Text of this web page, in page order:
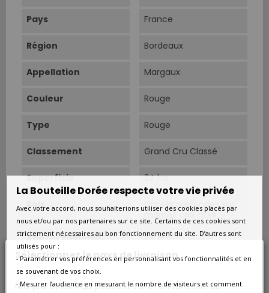
Sélectionnez le pays de livraison
Nos prix et les frais peuvent varier en fonction du
Pays France
Région Bordeaux
Appellation Margaux
Couleur Rouge
Type Rouge
Classement Grand Cru Classé
Superficie 24 ha.
Sols
Graves profondes sur
marnes calcaires.
Âge Du Vignoble
45 ans.
Vendanges Manuelles.
La Bouteille Dorée respecte votre vie privée
Avec votre accord, nous souhaiterions utiliser des cookies placés par
nous et/ou par nos partenaires sur ce site. Certains de ces cookies sont
strictement nécessaires au bon fonctionnement du site. D’autres sont
utilisés pour :
- Paramétrer vos préférences en personnalisant vos fonctionnalités et en
se souvenant de vos choix.
- Mesurer l’audience en mesurant le nombre de visiteurs et comment